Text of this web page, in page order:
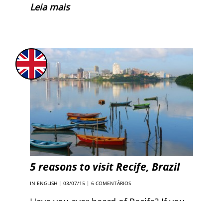
Leia mais
5 reasons to visit Recife, Brazil
IN ENGLISH | 03/07/15 | 6 COMENTÁRIOS